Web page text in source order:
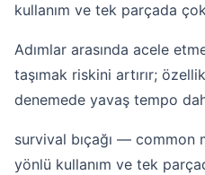
kullanım ve tek parçada
Adımlar arasında acele
taşımak riskini artırır;
denemede yavaş tempo
survival bıçağı — common
yönlü kullanım ve tek